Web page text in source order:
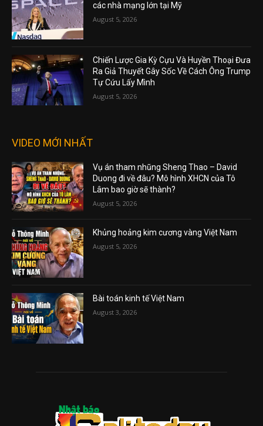
các nhà mạng lớn tại Mỹ
August 5, 2026
Chiến Lược Gia Kỳ Cựu Và Huyền Thoại Đưa
Ra Giả Thuyết Gây Sốc Về Cách Ông Trump
Tự Cứu Lấy Mình
August 5, 2026
VIDEO MỚI NHẤT
Vụ án tham nhũng Sheng Thao – David
Duong đi về đâu? Mô hình XHCN của Tô
Lâm bao giờ sẽ thành?
August 5, 2026
Khủng hoảng kim cương vàng Việt Nam
August 5, 2026
Bài toán kinh tế Việt Nam
August 3, 2026